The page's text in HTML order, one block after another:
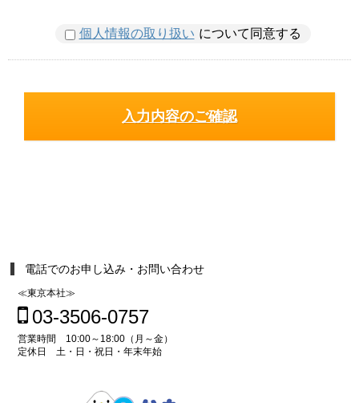
個人情報の取り扱い について同意する
電話でのお申し込み・お問い合わせ
≪東京本社≫
03-3506-0757
営業時間 10:00～18:00（月～金）
定休日 土・日・祝日・年末年始